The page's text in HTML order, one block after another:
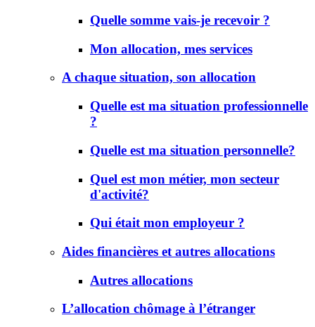
Quelle somme vais-je recevoir ?
Mon allocation, mes services
A chaque situation, son allocation
Quelle est ma situation professionnelle
?
Quelle est ma situation personnelle?
Quel est mon métier, mon secteur
d'activité?
Qui était mon employeur ?
Aides financières et autres allocations
Autres allocations
L’allocation chômage à l’étranger